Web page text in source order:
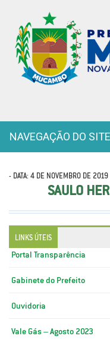
NAVEGAÇÃO DO SITE
- DATA: 4 DE NOVEMBRO DE 2019
SAULO
LINKS ÚTEIS
Portal Transparência
Gabinete do Prefeito
Ouvidoria
Vale Gás – Agosto 2023